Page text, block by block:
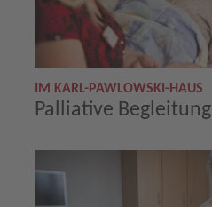
IM KARL-PAWLOWSKI-HAUS
Palliative Begleitung